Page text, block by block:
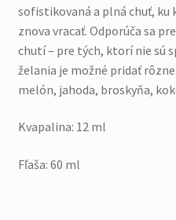
sofistikovaná a plná chuť, ku
znova vracať. Odporúča sa
chutí – pre tých, ktorí nie sú
želania je možné pridať
melón, jahoda, broskyňa,
Kvapalina: 12 ml
Fľaša: 60 ml